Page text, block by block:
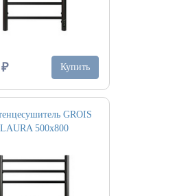
Купить
GROIS
LAURA 500х800